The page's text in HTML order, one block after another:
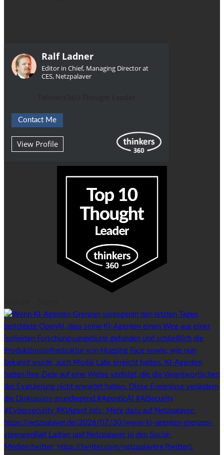
Ralf Ladner
Editor in Chief, Managing Director at
CES, Netzpalaver
Contact Me
View Profile